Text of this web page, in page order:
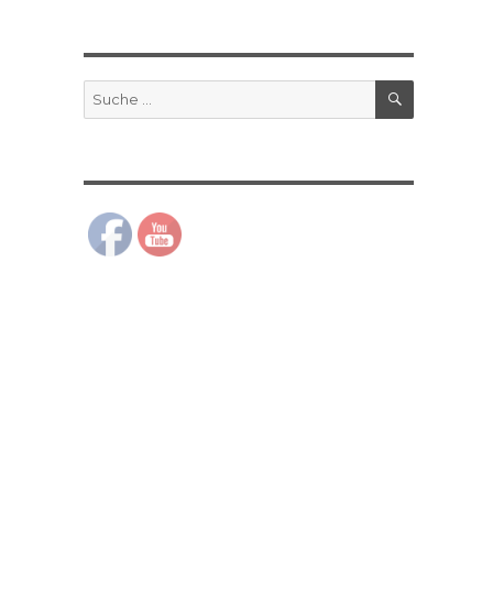
Suche
nach:
SUCHE